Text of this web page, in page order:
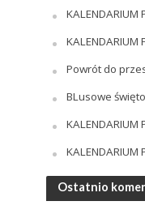
KALENDARIUM
KALENDARIUM
Powrót do
BLusowe
KALENDARIUM
KALENDARIUM
Ostatnio